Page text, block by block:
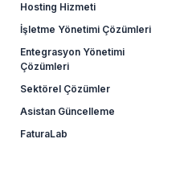
Hosting Hizmeti
İşletme Yönetimi Çözümleri
Entegrasyon Yönetimi
Çözümleri
Sektörel Çözümler
Asistan Güncelleme
FaturaLab